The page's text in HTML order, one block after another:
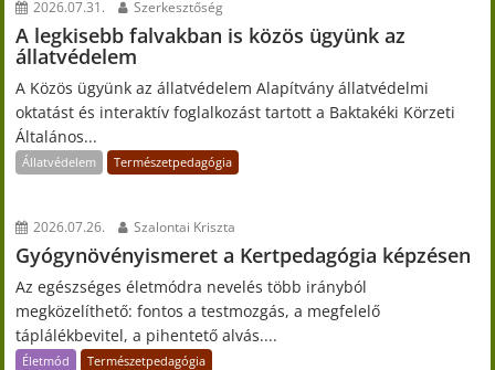
2026.07.31. Szerkesztőség
A legkisebb falvakban is közös ügyünk az
állatvédelem
A Közös ügyünk az állatvédelem Alapítvány állatvédelmi
oktatást és interaktív foglalkozást tartott a Baktakéki Körzeti
Általános...
Állatvédelem Természetpedagógia
2026.07.26. Szalontai Kriszta
Gyógynövényismeret a Kertpedagógia képzésen
Az egészséges életmódra nevelés több irányból
megközelíthető: fontos a testmozgás, a megfelelő
táplálékbevitel, a pihentető alvás....
Életmód Természetpedagógia